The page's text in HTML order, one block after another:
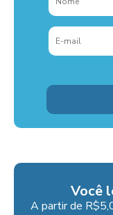
Você
A partir de